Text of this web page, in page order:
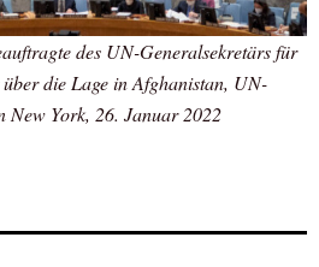
des UN-Generalsekretärs für
die Lage in Afghanistan, UN-
New York, 26. Januar 2022